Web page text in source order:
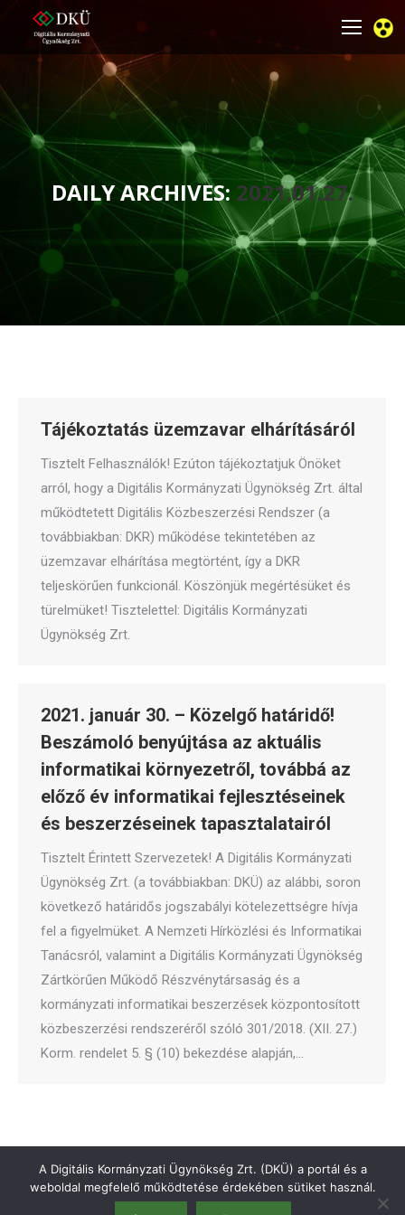
DAILY ARCHIVES: 2021.01.27.
You are here:
Tájékoztatás üzemzavar elhárításáról
Tisztelt Felhasználók! Ezúton tájékoztatjuk Önöket
arról, hogy a Digitális Kormányzati Ügynökség Zrt. által
működtetett Digitális Közbeszerzési Rendszer (a
továbbiakban: DKR) működése tekintetében az
üzemzavar elhárítása megtörtént, így a DKR
teljeskörűen funkcionál. Köszönjük megértésüket és
türelmüket! Tisztelettel: Digitális Kormányzati
Ügynökség Zrt.
2021. január 30. – Közelgő határidő!
Beszámoló benyújtása az aktuális
informatikai környezetről, továbbá az
előző év informatikai fejlesztéseinek
és beszerzéseinek tapasztalatairól
Tisztelt Érintett Szervezetek! A Digitális Kormányzati
Ügynökség Zrt. (a továbbiakban: DKÜ) az alábbi, soron
következő határidős jogszabályi kötelezettségre hívja
fel a figyelmüket. A Nemzeti Hírközlési és Informatikai
Tanácsról, valamint a Digitális Kormányzati Ügynökség
Zártkörűen Működő Részvénytársaság és a
kormányzati informatikai beszerzések központosított
közbeszerzési rendszeréről szóló 301/2018. (XII. 27.)
Korm. rendelet 5. § (10) bekezdése alapján,…
A Digitális Kormányzati Ügynökség Zrt. (DKÜ) a portál és a
weboldal megfelelő működtetése érdekében sütiket használ.